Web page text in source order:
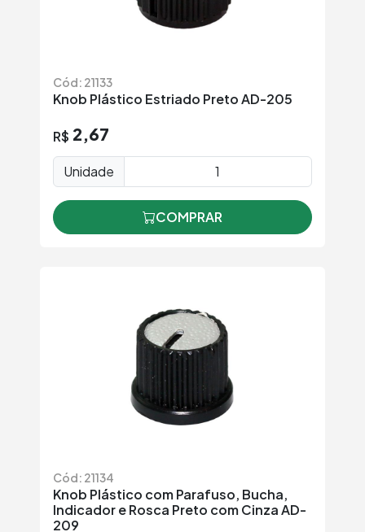
Cód: 21133
Knob Plástico Estriado Preto AD-205
R$ 2,67
Unidade
COMPRAR
Cód: 21134
Knob Plástico com Parafuso, Bucha,
Indicador e Rosca Preto com Cinza AD-
209